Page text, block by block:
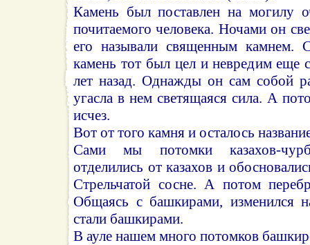
Камень был поставлен на могилу
почитаемого человека. Ночами он
его называли священным камнем.
камень тот был цел и невредим еще
лет назад. Однажды он сам собой
угасла в нем светящаяся сила. А
исчез.
Вот от того камня и осталось
Сами мы потомки казахов-
отделились от казахов и
Стрельчатой сосне. А потом
Общаясь с башкирами, изменился
стали башкирами.
В ауле нашем много потомков